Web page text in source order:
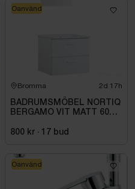
Bromma 2d 17h
BADRUMSMÖBEL NORTIQ
BERGAMO VIT MATT 60
800 kr · 17 bud
Oanvänd
Oanvänd